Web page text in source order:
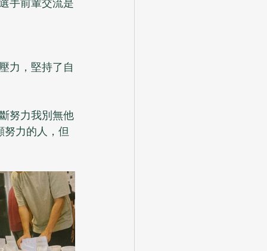
手前輩交流是
力，堅持了自
努力我別無他
努力的人，但